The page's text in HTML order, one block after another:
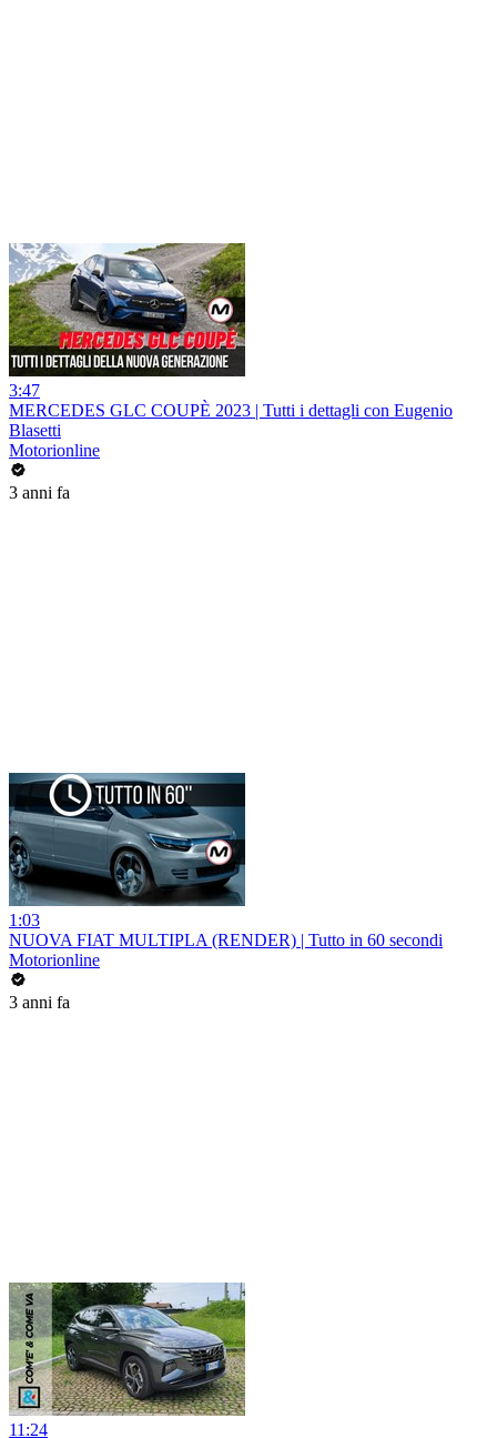
3:47
MERCEDES GLC COUPÈ 2023 | Tutti i dettagli con Eugenio
Blasetti
Motorionline
3 anni fa
1:03
NUOVA FIAT MULTIPLA (RENDER) | Tutto in 60 secondi
Motorionline
3 anni fa
11:24